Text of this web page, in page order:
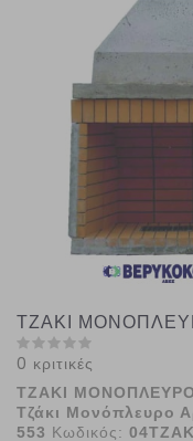
ΤΖΑΚΙ
0 κριτικές
ΤΖΑΚΙ
Τζάκι Μονόπλευρο
553 Κωδικός: